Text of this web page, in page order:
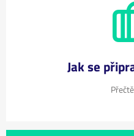
Jak se